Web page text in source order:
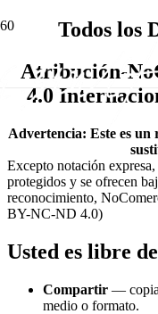
Todos los
Atribución-
4.0
Advertencia: Este es un
Excepto notación
protegidos y se ofrecen
reconocimiento,
BY-NC-ND 4.0)
Usted es libre
Compartir —
medio o formato.